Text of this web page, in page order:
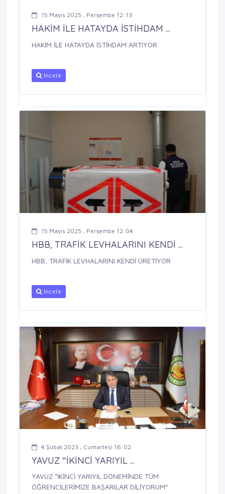
15 Mayıs 2025 , Perşembe 12:13
HAKİM İLE HATAYDA İSTİHDAM ...
HAKİM İLE HATAYDA İSTİHDAM ARTIYOR
İncele
15 Mayıs 2025 , Perşembe 12:04
HBB, TRAFİK LEVHALARINI KENDİ ...
HBB, TRAFİK LEVHALARINI KENDİ ÜRETİYOR
İncele
4 Şubat 2023 , Cumartesi 16:02
YAVUZ “İKİNCİ YARIYIL ...
YAVUZ “İKİNCİ YARIYIL DÖNEMİNDE TÜM
ÖĞRENCİLERİMİZE BAŞARILAR DİLİYORUM”